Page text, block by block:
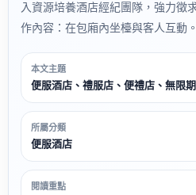
入資源培養酒店經紀團隊，強力徵
作內容：在包廂內坐檯與客人互動。
本文主題
便服酒店、禮服店、便禮店、無限
所屬分類
便服酒店
閱讀重點